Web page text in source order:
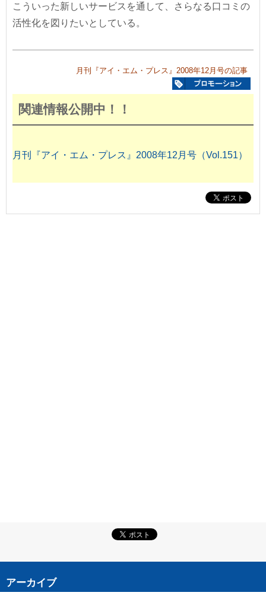
こういった新しいサービスを通して、さらなる口コミの
活性化を図りたいとしている。
月刊『アイ・エム・プレス』2008年12月号の記事
関連情報公開中！！
月刊『アイ・エム・プレス』2008年12月号（Vol.151）
アーカイブ